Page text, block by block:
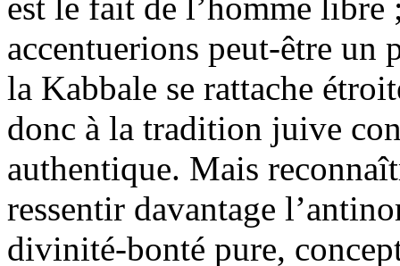
accentuerions peut-être un
la Kabbale se rattache
donc à la tradition juive
authentique. Mais
ressentir davantage
divinité-bonté pure,